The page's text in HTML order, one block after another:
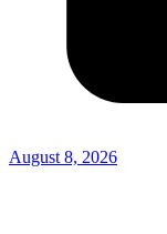
August 8, 2026